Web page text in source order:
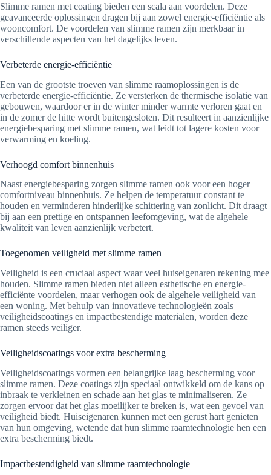
Slimme ramen met coating bieden een scala aan voordelen. Deze
geavanceerde oplossingen dragen bij aan zowel energie-efficiëntie als
wooncomfort. De voordelen van slimme ramen zijn merkbaar in
verschillende aspecten van het dagelijks leven.
Verbeterde energie-efficiëntie
Een van de grootste troeven van slimme raamoplossingen is de
verbeterde energie-efficiëntie. Ze versterken de thermische isolatie van
gebouwen, waardoor er in de winter minder warmte verloren gaat en
in de zomer de hitte wordt buitengesloten. Dit resulteert in aanzienlijke
energiebesparing met slimme ramen, wat leidt tot lagere kosten voor
verwarming en koeling.
Verhoogd comfort binnenhuis
Naast energiebesparing zorgen slimme ramen ook voor een hoger
comfortniveau binnenhuis. Ze helpen de temperatuur constant te
houden en verminderen hinderlijke schittering van zonlicht. Dit draagt
bij aan een prettige en ontspannen leefomgeving, wat de algehele
kwaliteit van leven aanzienlijk verbetert.
Toegenomen veiligheid met slimme ramen
Veiligheid is een cruciaal aspect waar veel huiseigenaren rekening mee
houden. Slimme ramen bieden niet alleen esthetische en energie-
efficiënte voordelen, maar verhogen ook de algehele veiligheid van
een woning. Met behulp van innovatieve technologieën zoals
veiligheidscoatings en impactbestendige materialen, worden deze
ramen steeds veiliger.
Veiligheidscoatings voor extra bescherming
Veiligheidscoatings vormen een belangrijke laag bescherming voor
slimme ramen. Deze coatings zijn speciaal ontwikkeld om de kans op
inbraak te verkleinen en schade aan het glas te minimaliseren. Ze
zorgen ervoor dat het glas moeilijker te breken is, wat een gevoel van
veiligheid biedt. Huiseigenaren kunnen met een gerust hart genieten
van hun omgeving, wetende dat hun slimme raamtechnologie hen een
extra bescherming biedt.
Impactbestendigheid van slimme raamtechnologie